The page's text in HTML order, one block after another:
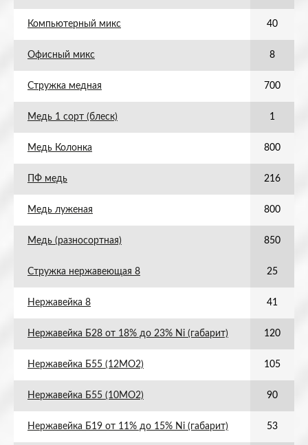
Компьютерный микс 40
Офисный микс 8
Стружка медная 700
Медь 1 сорт (блеск) 1
Медь Колонка 800
ПФ медь 216
Медь луженая 800
Медь (разносортная) 850
Стружка нержавеющая 8 25
Нержавейка 8 41
Нержавейка Б28 от 18% до 23% Ni (габарит) 120
Нержавейка Б55 (12МО2) 105
Нержавейка Б55 (10МО2) 90
Нержавейка Б19 от 11% до 15% Ni (габарит) 53